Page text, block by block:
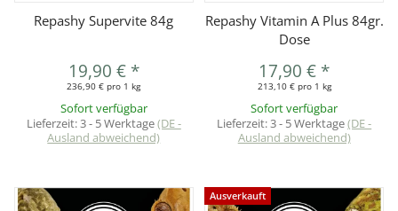
Repashy Supervite 84g
19,90 € *
236,90 € pro 1 kg
Sofort verfügbar
Lieferzeit:3 - 5 Werktage(DE -
Ausland abweichend)
Repashy Vitamin A Plus 84gr.
Dose
17,90 € *
213,10 € pro 1 kg
Sofort verfügbar
Lieferzeit:3 - 5 Werktage(DE -
Ausland abweichend)
Ausverkauft